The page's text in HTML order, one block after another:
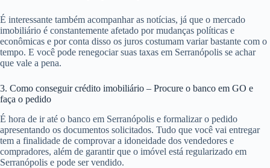
É interessante também acompanhar as notícias, já que o mercado
imobiliário é constantemente afetado por mudanças políticas e
econômicas e por conta disso os juros costumam variar bastante com o
tempo. E você pode renegociar suas taxas em Serranópolis se achar
que vale a pena.
3. Como conseguir crédito imobiliário – Procure o banco em GO e
faça o pedido
É hora de ir até o banco em Serranópolis e formalizar o pedido
apresentando os documentos solicitados. Tudo que você vai entregar
tem a finalidade de comprovar a idoneidade dos vendedores e
compradores, além de garantir que o imóvel está regularizado em
Serranópolis e pode ser vendido.